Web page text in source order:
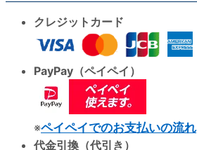
クレジットカード
PayPay（ペイペイ）
※ペイペイでのお支払いの流れ
代金引換（代引き）